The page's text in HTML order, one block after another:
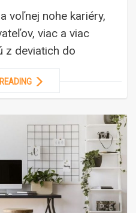
voľnej nohe kariéry,
viac a viac
z deviatich do